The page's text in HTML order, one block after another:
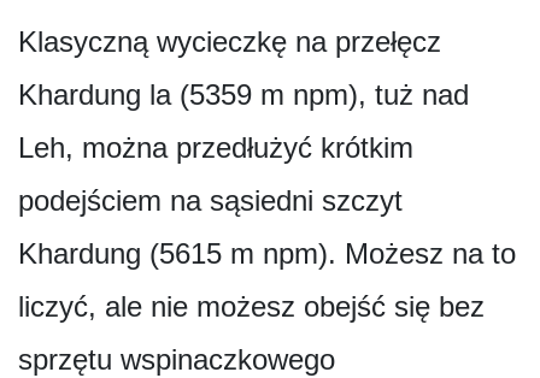
Klasyczną wycieczkę na przełęcz
Khardung la (5359 m npm), tuż nad
Leh, można przedłużyć krótkim
podejściem na sąsiedni szczyt
Khardung (5615 m npm). Możesz na to
liczyć, ale nie możesz obejść się bez
sprzętu wspinaczkowego